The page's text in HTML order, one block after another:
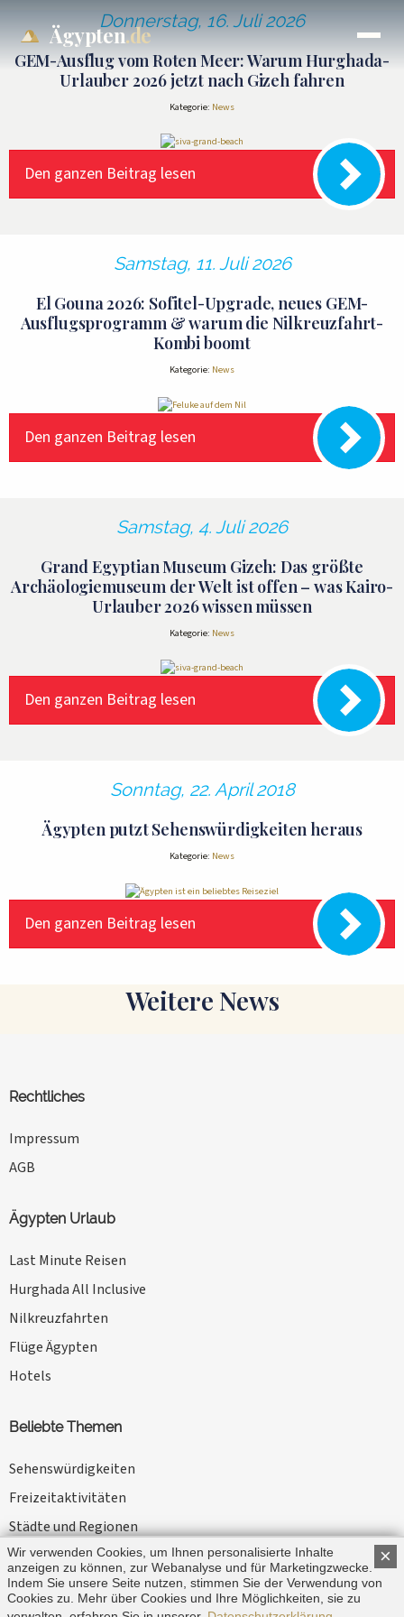
Ägypten.de
Donnerstag, 16. Juli 2026
GEM-Ausflug vom Roten Meer: Warum Hurghada-
Urlauber 2026 jetzt nach Gizeh fahren
Kategorie: News
Den ganzen Beitrag lesen
Samstag, 11. Juli 2026
El Gouna 2026: Sofitel-Upgrade, neues GEM-
Ausflugsprogramm & warum die Nilkreuzfahrt-
Kombi boomt
Kategorie: News
Den ganzen Beitrag lesen
Samstag, 4. Juli 2026
Grand Egyptian Museum Gizeh: Das größte
Archäologiemuseum der Welt ist offen – was Kairo-
Urlauber 2026 wissen müssen
Kategorie: News
Den ganzen Beitrag lesen
Sonntag, 22. April 2018
Ägypten putzt Sehenswürdigkeiten heraus
Kategorie: News
Den ganzen Beitrag lesen
Weitere News
Rechtliches
Impressum
AGB
Ägypten Urlaub
Last Minute Reisen
Hurghada All Inclusive
Nilkreuzfahrten
Flüge Ägypten
Hotels
Beliebte Themen
Sehenswürdigkeiten
Freizeitaktivitäten
Städte und Regionen
Kameltouren
News
×
Wir verwenden Cookies, um Ihnen personalisierte Inhalte
anzeigen zu können, zur Webanalyse und für Marketingzwecke.
Indem Sie unsere Seite nutzen, stimmen Sie der Verwendung von
Cookies zu. Mehr über Cookies und Ihre Möglichkeiten, sie zu